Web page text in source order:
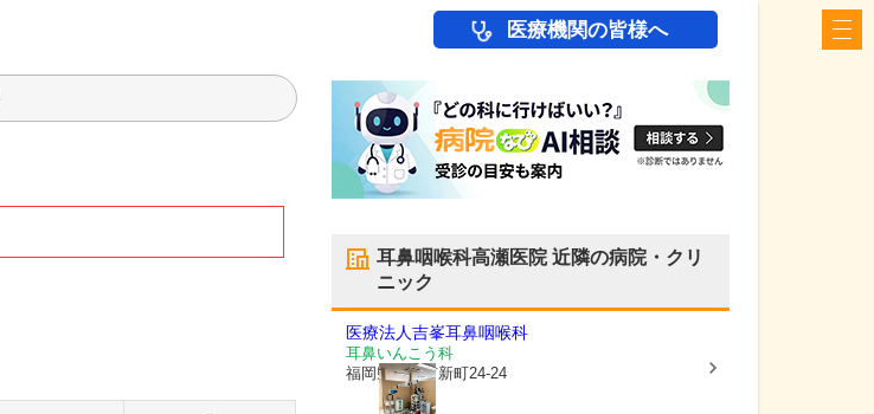
医療機関の皆様へ
耳鼻咽喉科高瀬医院近隣の病院・クリ
ニック
医療法人吉峯耳鼻咽喉科
耳鼻いんこう科
福岡県田川市新町24-24